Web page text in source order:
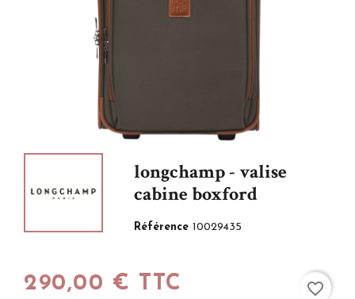
longchamp - valise
cabine boxford
Référence10029435
290,00 € TTC favorite_border